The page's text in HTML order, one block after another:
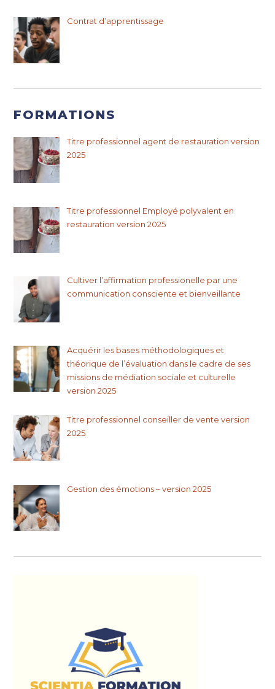
Contrat d’apprentissage
FORMATIONS
Titre professionnel agent de restauration version
2025
Titre professionnel Employé polyvalent en
restauration version 2025
Cultiver l’affirmation professionelle par une
communication consciente et bienveillante
Acquérir les bases méthodologiques et
théorique de l’évaluation dans le cadre de ses
missions de médiation sociale et culturelle
version 2025
Titre professionnel conseiller de vente version
2025
Gestion des émotions – version 2025